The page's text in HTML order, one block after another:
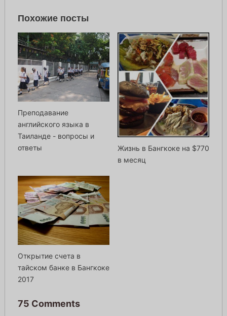
Похожие посты
Преподавание
английского языка в
Таиланде - вопросы и
ответы
Жизнь в Бангкоке на $770
в месяц
Открытие счета в
тайском банке в Бангкоке
2017
75 Comments